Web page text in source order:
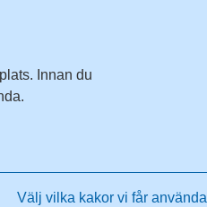
Innan du
Välj vilka kakor vi får använda